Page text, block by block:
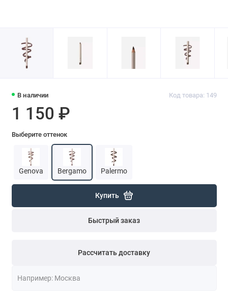
В наличии Код товара: 149
1 150 ₽
Выберите оттенок
Genova Bergamo Palermo
Купить
Быстрый заказ
Рассчитать доставку